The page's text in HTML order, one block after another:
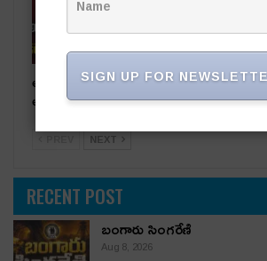
అధికార పార్టీ స‌ర్పంచ్‌పై…
అంగ‌న్‌వాడీల ఫిర్యాదు
సీసీ రోడ్ల
దాడి
NEXT
RECENT POST
బంగారు సింగరేణి
Aug 8, 2026
SIGN UP FOR